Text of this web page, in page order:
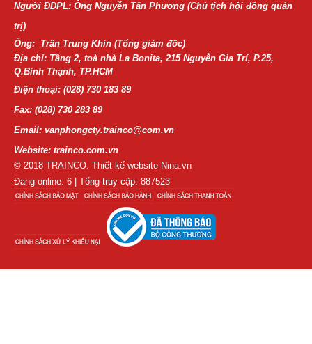
Người ĐDPL: Ông Nguyễn Tấn Phương (Chủ tịch hội đồng quản
trị)
Địa chỉ: Tầng 2, toà nhà La Bonita, 215 Nguyễn Gia Trí, P.25,
Q.Bình Thạnh, TP.HCM
Điện thoại: (028) 730 183 89
Fax: (028) 730 283 89
Email: vanphongcty.trainco@com.vn
Website: trainco.com.vn
© 2018 TRAINCO. Thiết kế website Nina.vn
Đang online: 6 | Tổng truy cập: 887523